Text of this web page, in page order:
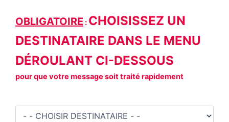
OBLIGATOIRE : CHOISISSEZ UN
DESTINATAIRE DANS LE MENU
DÉROULANT CI-DESSOUS
pour que votre message soit traité rapidement